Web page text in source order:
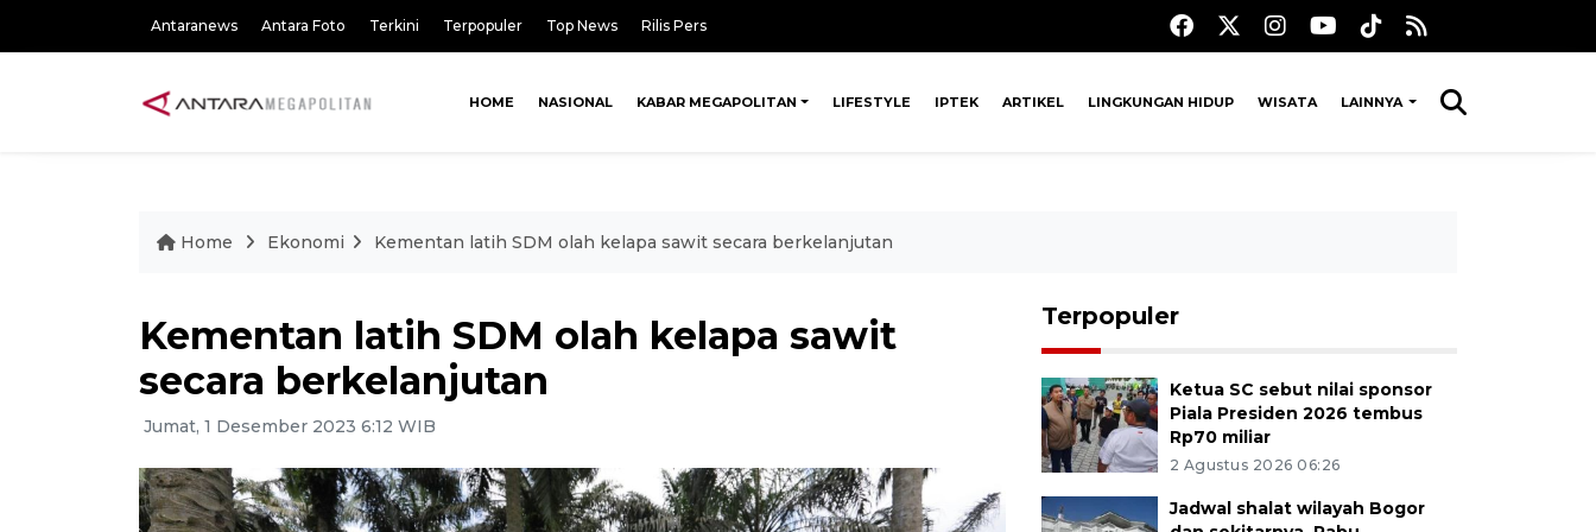
Antaranews Antara Foto Terkini Terpopuler Top News Rilis Pers
HOME NASIONAL KABAR MEGAPOLITAN LIFESTYLE IPTEK ARTIKEL LINGKUNGAN HIDUP WISATA LAINNYA
Home Ekonomi Kementan latih SDM olah kelapa sawit secara berkelanjutan
Kementan latih SDM olah kelapa sawit
secara berkelanjutan
Jumat, 1 Desember 2023 6:12 WIB
Terpopuler
Ketua SC sebut nilai sponsor
Piala Presiden 2026 tembus
Rp70 miliar
2 Agustus 2026 06:26
Jadwal shalat wilayah Bogor